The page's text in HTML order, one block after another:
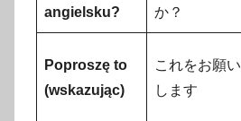
angielsku?
か？
Poproszę to
(wskazując)
これをお願い
します